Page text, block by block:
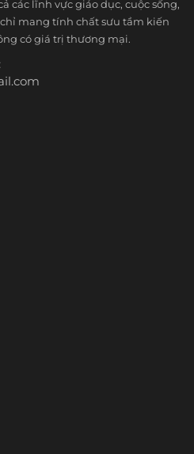
các lĩnh vực giáo dục, cuộc sống,
mang tính chất sưu tầm kiến
có giá trị thương mại.